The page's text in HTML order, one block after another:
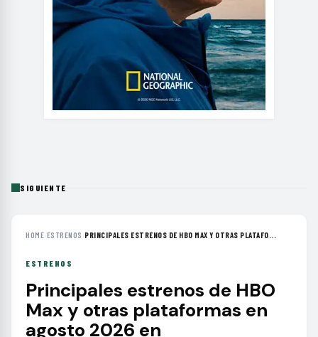
SIGUIENTE
HOME›ESTRENOS ›PRINCIPALES ESTRENOS DE HBO MAX Y OTRAS PLATAFO...
ESTRENOS
Principales estrenos de HBO
Max y otras plataformas en
agosto 2026 en